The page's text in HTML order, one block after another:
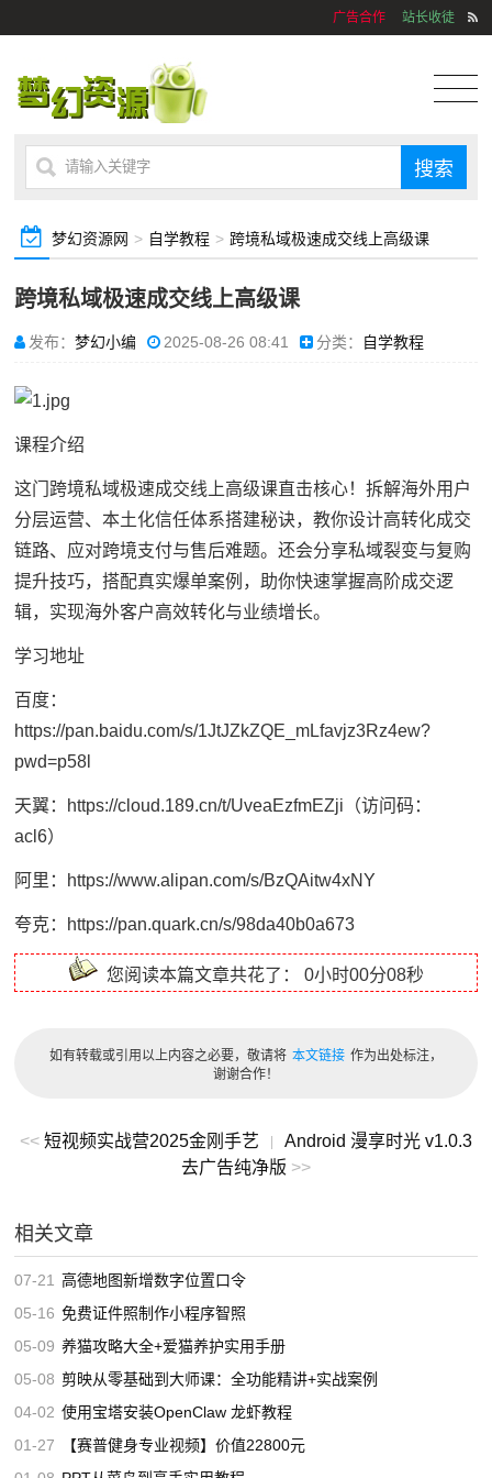
广告合作 站长收徒
梦幻资源网 > 自学教程 > 跨境私域极速成交线上高级课
跨境私域极速成交线上高级课
发布：梦幻小编 2025-08-26 08:41 分类： 自学教程
课程介绍
这门跨境私域极速成交线上高级课直击核心！拆解海外用户
分层运营、本土化信任体系搭建秘诀，教你设计高转化成交
链路、应对跨境支付与售后难题。还会分享私域裂变与复购
提升技巧，搭配真实爆单案例，助你快速掌握高阶成交逻
辑，实现海外客户高效转化与业绩增长。
学习地址
百度：
https://pan.baidu.com/s/1JtJZkZQE_mLfavjz3Rz4ew?
pwd=p58l
天翼：https://cloud.189.cn/t/UveaEzfmEZji（访问码：
acl6）
阿里：https://www.alipan.com/s/BzQAitw4xNY
夸克：https://pan.quark.cn/s/98da40b0a673
您阅读本篇文章共花了： 0小时00分08秒
如有转载或引用以上内容之必要，敬请将 本文链接 作为出处标注，
谢谢合作！
<< 短视频实战营2025金刚手艺 |
Android 漫享时光 v1.0.3
去广告纯净版 >>
相关文章
07-21 高德地图新增数字位置口令
05-16 免费证件照制作小程序智照
05-09 养猫攻略大全+爱猫养护实用手册
05-08 剪映从零基础到大师课：全功能精讲+实战案例
04-02 使用宝塔安装OpenClaw 龙虾教程
01-27
【赛普健身专业视频】价值22800元